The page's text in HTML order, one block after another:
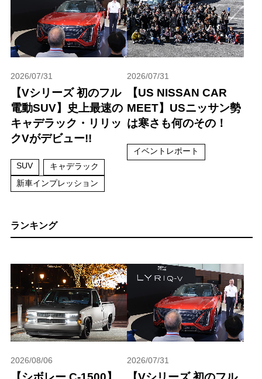
2026/07/31
【Vシリーズ 初のフル
電動SUV】史上最速の
キャデラック・リリッ
クVがデビュー!!
SUV
キャデラック
新車インプレッション
2026/07/31
【US NISSAN CAR
MEET】USニッサン勢
は寒さも何のその！
イベントレポート
ランキング
2026/08/06 2026/07/31